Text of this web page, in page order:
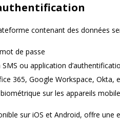
contenant des données
de passe
ou application
365, Google Workspace, Okta,
sur les appareils
sur iOS et Android, offre